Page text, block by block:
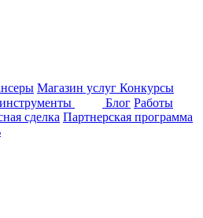
Магазин услуг Конкурсы
Блог Работы
сделка Партнерская программа